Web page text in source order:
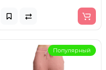
Популярный